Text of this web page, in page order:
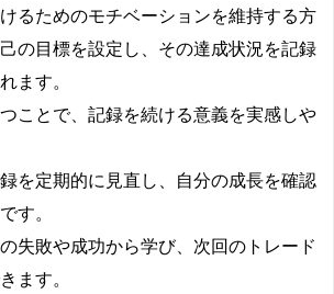
るためのモチベーションを維持する方
の目標を設定し、その達成状況を記録
ます。
ことで、記録を続ける意義を実感しや
を定期的に見直し、自分の成長を確認
す。
失敗や成功から学び、次回のトレード
ます。